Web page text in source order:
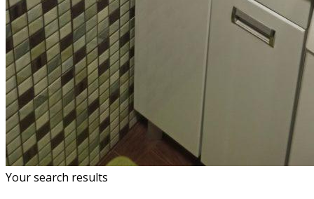
Your search results